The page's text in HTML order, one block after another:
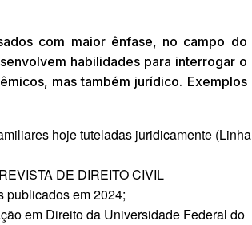
com maior ênfase, no campo do
habilidades para interrogar o
mas também jurídico. Exemplos
hoje tuteladas juridicamente (Linha
DE DIREITO CIVIL
publicados em 2024;
em Direito da Universidade Federal do